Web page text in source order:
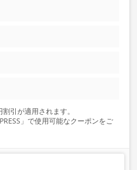
引が適用されます。
」で使用可能なクーポンをご